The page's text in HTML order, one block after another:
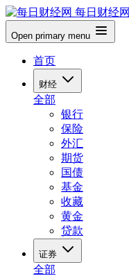
每日财经网
Open primary menu
首页
财经
全部
银行
保险
外汇
期货
国债
基金
收藏
黄金
贷款
证券
全部